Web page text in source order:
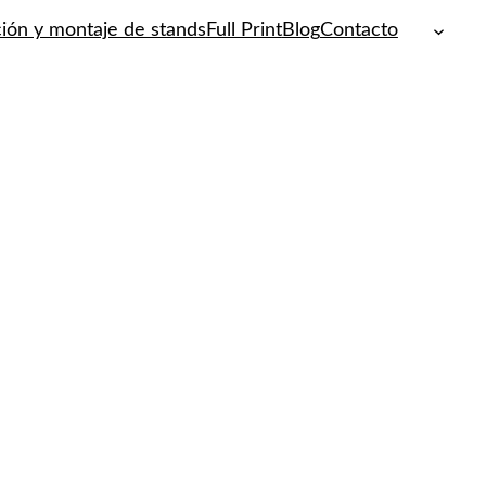
y montaje de stands Full PrintBlogContacto